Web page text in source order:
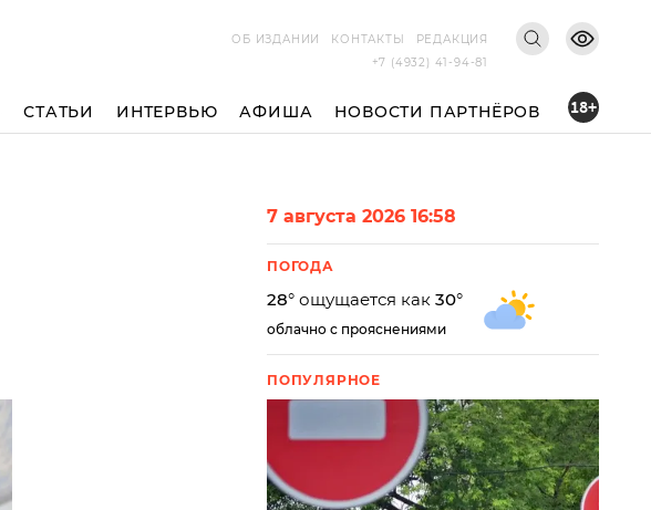
ОБ ИЗДАНИИ
КОНТАКТЫ
РЕДАКЦИЯ
+7 (4932) 41-94-81
СТАТЬИ ИНТЕРВЬЮ АФИША НОВОСТИ ПАРТНЁРОВ 18+
7 августа 2026 16:58
ПОГОДА
28° ощущается как 30°
облачно с прояснениями
ПОПУЛЯРНОЕ